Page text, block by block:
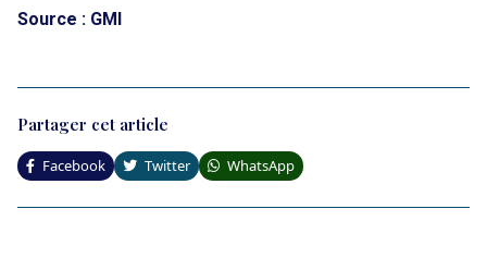
Source : GMI
Partager cet article
Facebook Twitter WhatsApp